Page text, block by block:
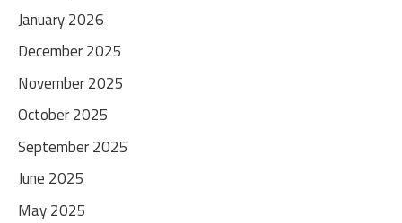
January 2026
December 2025
November 2025
October 2025
September 2025
June 2025
May 2025